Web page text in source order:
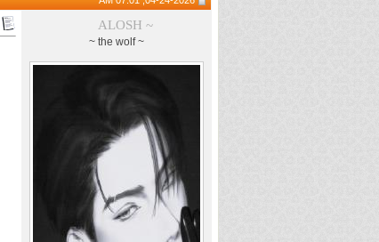
ALOSH ~
~ the wolf ~